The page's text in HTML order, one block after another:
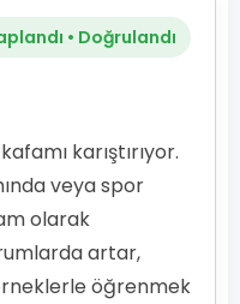
• Doğrulandı
karıştırıyor.
veya spor
olarak
artar,
öğrenmek